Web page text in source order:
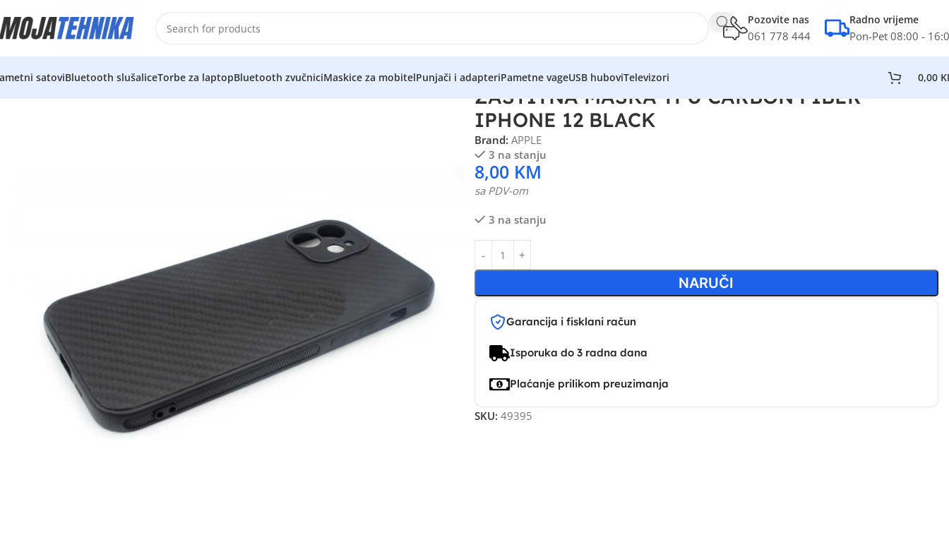
Pozovite nas
061 778 444
Radno vrijeme
Pon-Pet 08:00 -
satoviBluetooth slušaliceTorbe za laptopBluetooth zvučniciMaskice za mobitelPunjači i adapteriPametne vageUSB huboviTelevizori 0,00
ZAŠTITNA MASKA TPU CARBON FIBER
IPHONE 12 BLACK
Brand: APPLE
3 na stanju
8,00 KM
sa PDV-om
3 na stanju
NARUČI
Garancija i fisklani račun
Isporuka do 3 radna dana
Plaćanje prilikom preuzimanja
SKU: 49395